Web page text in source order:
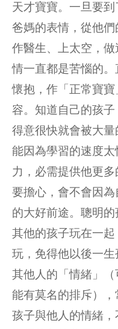
天才寶寶。一旦要
爸媽的表情，從他們
作醫生、上太空，
情一直都是苦惱的
懷抱，作「正常寶
容。知道自己的孩
得意很快就會被大
能因為學習的速度
力，必需提供他更
要擔心，會不會因
的大好前途。聰明
其他的孩子玩在一
玩，免得他以後一
其他人的「情緒」
能有莫名的排斥）
孩子與他人的情緒